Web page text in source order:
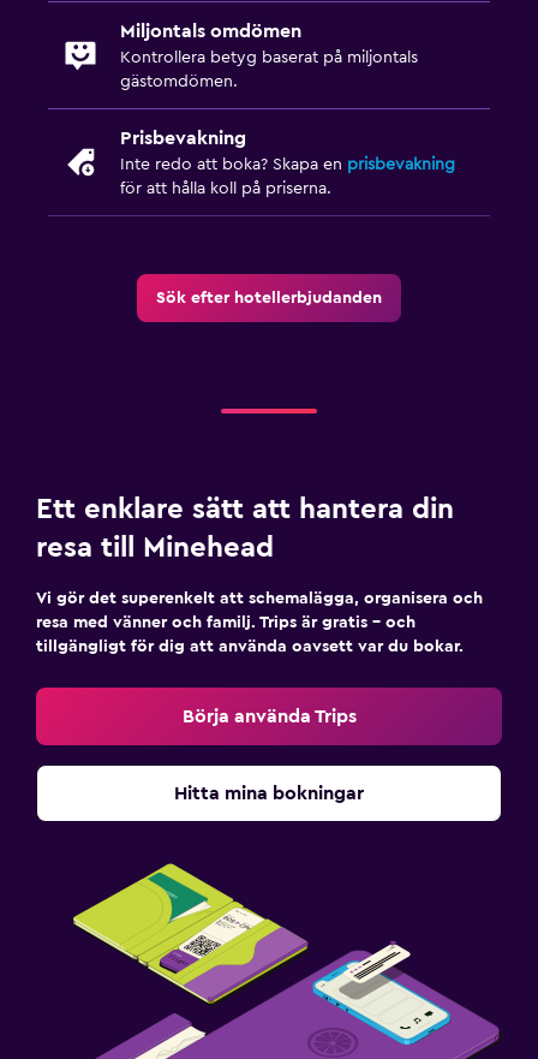
Miljontals omdömen
Kontrollera betyg baserat på miljontals
gästomdömen.
Prisbevakning
Inte redo att boka? Skapa en prisbevakning
för att hålla koll på priserna.
Sök efter hotellerbjudanden
Ett enklare sätt att hantera din
resa till Minehead
Vi gör det superenkelt att schemalägga, organisera och
resa med vänner och familj. Trips är gratis – och
tillgängligt för dig att använda oavsett var du bokar.
Börja använda Trips
Hitta mina bokningar